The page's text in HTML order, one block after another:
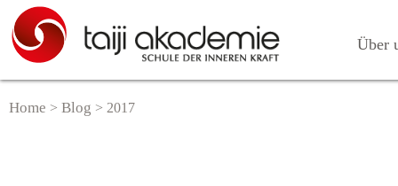
Über
Home > Blog > 2017